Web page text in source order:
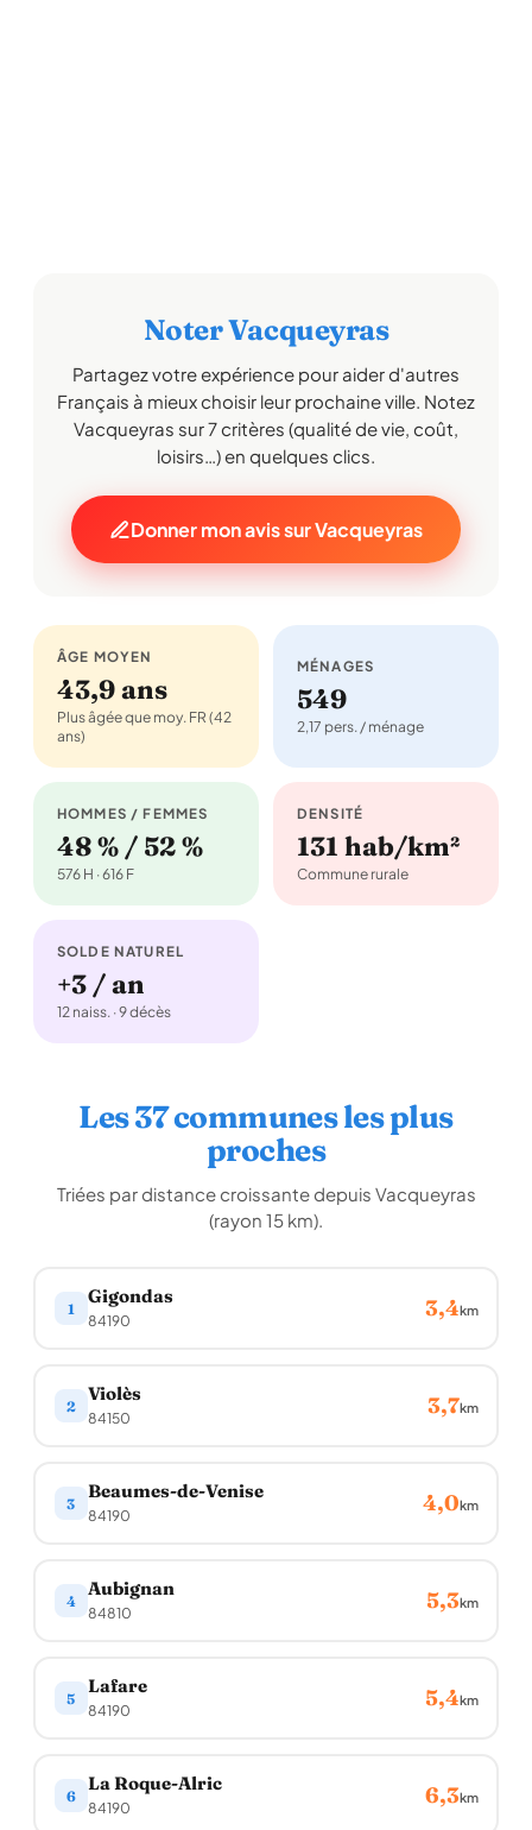
Noter Vacqueyras
Partagez votre expérience pour aider d'autres
Français à mieux choisir leur prochaine ville. Notez
Vacqueyras sur 7 critères (qualité de vie, coût,
loisirs…) en quelques clics.
Donner mon avis sur Vacqueyras
ÂGE MOYEN
43,9 ans
Plus âgée que moy. FR (42
ans)
MÉNAGES
549
2,17 pers. / ménage
HOMMES / FEMMES
48 % / 52 %
576 H · 616 F
DENSITÉ
131 hab/km²
Commune rurale
SOLDE NATUREL
+3 / an
12 naiss. · 9 décès
Les 37 communes les plus
proches
Triées par distance croissante depuis Vacqueyras
(rayon 15 km).
1
Gigondas
84190 3,4km
2
Violès
84150 3,7km
3
Beaumes-de-Venise
84190 4,0km
4
Aubignan
84810 5,3km
5
Lafare
84190 5,4km
6
La Roque-Alric
84190 6,3km